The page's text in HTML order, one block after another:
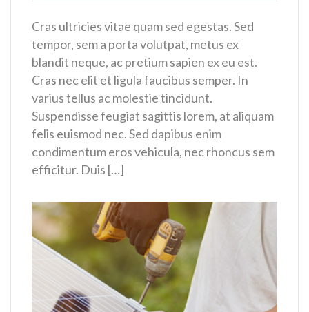
Cras ultricies vitae quam sed egestas. Sed
tempor, sem a porta volutpat, metus ex
blandit neque, ac pretium sapien ex eu est.
Cras nec elit et ligula faucibus semper. In
varius tellus ac molestie tincidunt.
Suspendisse feugiat sagittis lorem, at aliquam
felis euismod nec. Sed dapibus enim
condimentum eros vehicula, nec rhoncus sem
efficitur. Duis […]